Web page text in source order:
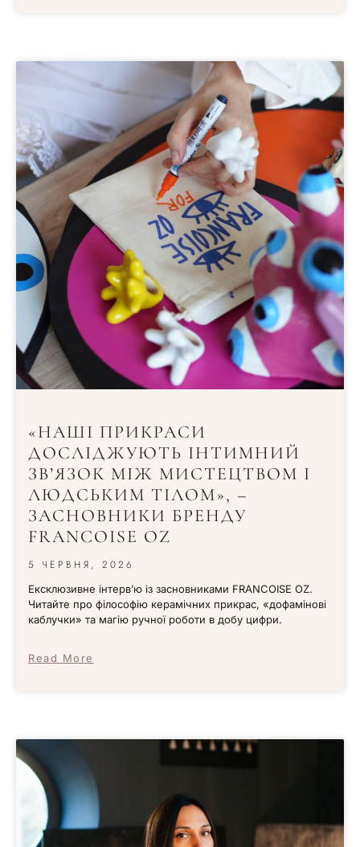
«НАШІ ПРИКРАСИ
ДОСЛІДЖУЮТЬ ІНТИМНИЙ
ЗВ’ЯЗОК МІЖ МИСТЕЦТВОМ І
ЛЮДСЬКИМ ТІЛОМ», –
ЗАСНОВНИКИ БРЕНДУ
FRANCOISE OZ
5 ЧЕРВНЯ, 2026
Ексклюзивне інтерв’ю із засновниками FRANCOISE OZ.
Читайте про філософію керамічних прикрас, «дофамінові
каблучки» та магію ручної роботи в добу цифри.
Read More